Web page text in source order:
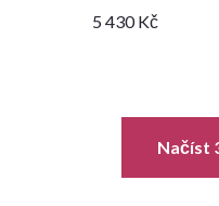
5 430 Kč
Načíst